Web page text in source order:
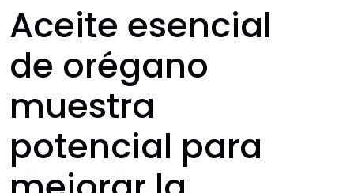
Aceite esencial
de orégano
muestra
potencial para